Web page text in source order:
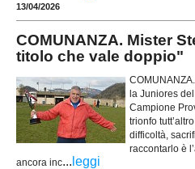
13/04/2026
COMUNANZA. Mister
titolo che vale doppio"
la Juniores
Campione
trionfo
difficoltà,
raccontarlo è
ancora inc... leggi